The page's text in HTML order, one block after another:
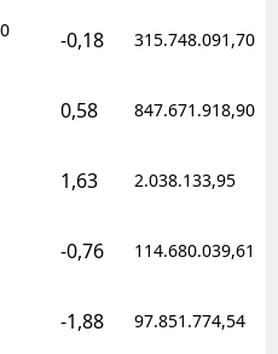
-0,18 315.748.091,70
0,58 847.671.918,90
1,63 2.038.133,95
-0,76 114.680.039,61
-1,88 97.851.774,54